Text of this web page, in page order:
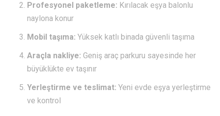
Profesyonel paketleme: Kırılacak eşya balonlu
naylona konur
Mobil taşıma: Yüksek katlı binada güvenli taşıma
Araçla nakliye: Geniş araç parkuru sayesinde her
büyüklükte ev taşınır
Yerleştirme ve teslimat: Yeni evde eşya yerleştirme
ve kontrol